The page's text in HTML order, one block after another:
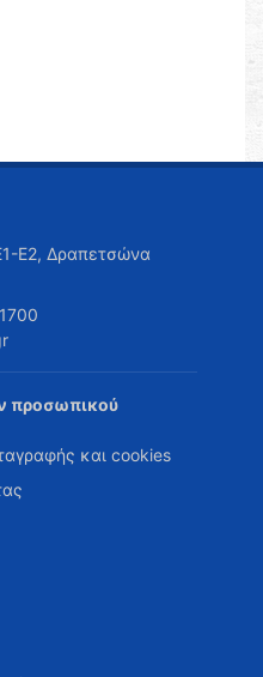
Ε2, Δραπετσώνα
προσωπικού
και cookies